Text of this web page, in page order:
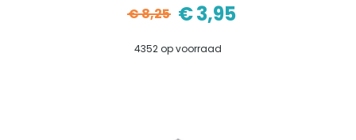
€8,25
Oorspronkelijke
prijs
€3,95
Huidige
prijs
4352 op voorraad